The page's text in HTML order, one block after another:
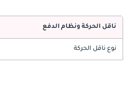
ناقل الحركة ونظام الدفع
نوع ناقل الحركة